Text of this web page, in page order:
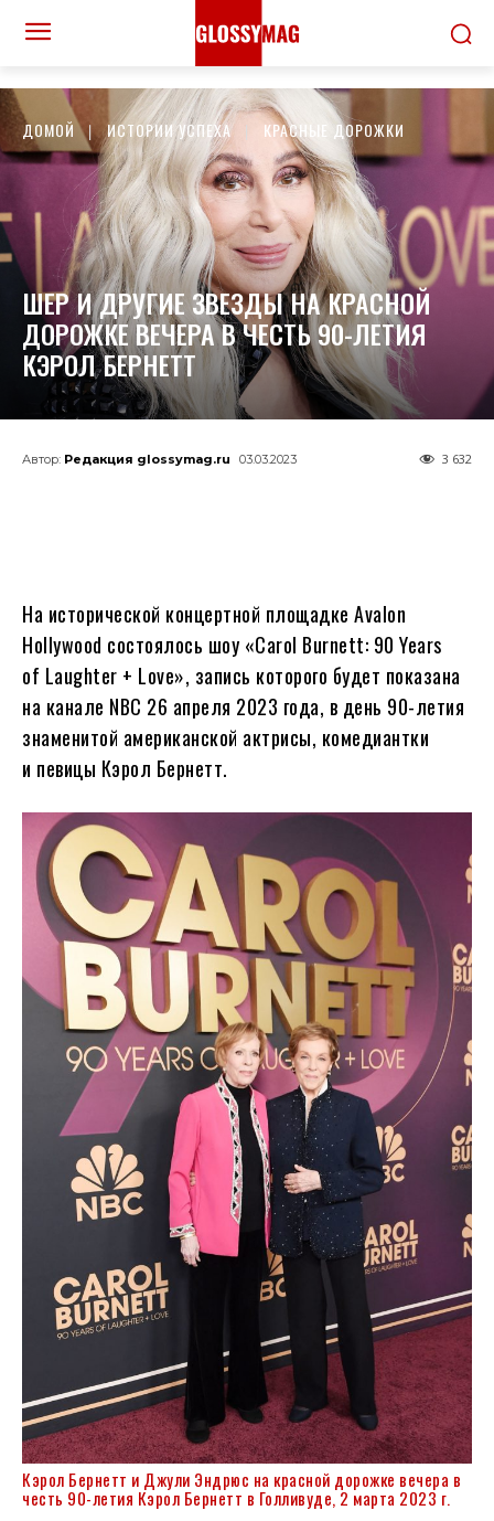
ДОМОЙ ИСТОРИИ УСПЕХА КРАСНЫЕ ДОРОЖКИ
ШЕР И ДРУГИЕ ЗВЕЗДЫ НА КРАСНОЙ
ДОРОЖКЕ ВЕЧЕРА В ЧЕСТЬ 90-ЛЕТИЯ
КЭРОЛ БЕРНЕТТ
Автор: Редакция glossymag.ru 03.03.2023 3 632
На исторической концертной площадке Avalon
Hollywood состоялось шоу «Carol Burnett: 90 Years
of Laughter + Love», запись которого будет показана
на канале NBC 26 апреля 2023 года, в день 90-летия
знаменитой американской актрисы, комедиантки
и певицы Кэрол Бернетт.
Кэрол Бернетт и Джули Эндрюс на красной дорожке вечера в
честь 90-летия Кэрол Бернетт в Голливуде, 2 марта 2023 г.